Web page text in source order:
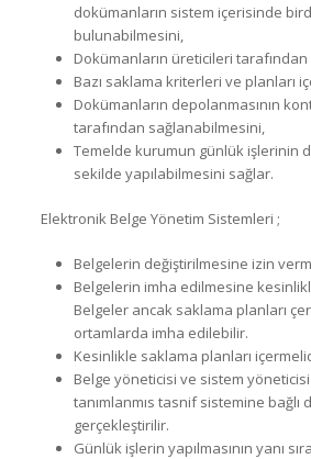
dokümanların sistem içerisinde
bulunabilmesini,
Dokümanların üreticileri
Bazı saklama kriterleri ve planları
Dokümanların depolanmasının
tarafından sağlanabilmesini,
Temelde kurumun günlük işlerinin
sekilde yapılabilmesini sağlar.
Elektronik Belge Yönetim Sistemleri ;
Belgelerin değiştirilmesine izin
Belgelerin imha edilmesine
Belgeler ancak saklama planları
ortamlarda imha edilebilir.
Kesinlikle saklama planları
Belge yöneticisi ve sistem
tanımlanmıs tasnif sistemine bağlı
gerçekleştirilir.
Günlük işlerin yapılmasının yanı